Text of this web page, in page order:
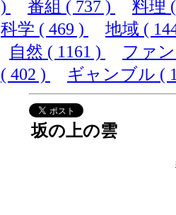
)
番組 ( 737 )
料理
科学 ( 469 )
地域 (
自然 ( 1161 )
ファ
( 402 )
ギャンブル (
坂の上の雲